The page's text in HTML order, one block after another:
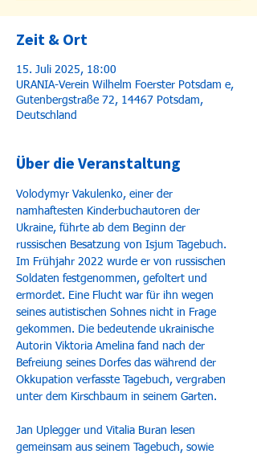
Zeit & Ort
15. Juli 2025, 18:00
URANIA-Verein Wilhelm Foerster Potsdam e,
Gutenbergstraße 72, 14467 Potsdam,
Deutschland
Über die Veranstaltung
Volodymyr Vakulenko, einer der
namhaftesten Kinderbuchautoren der
Ukraine, führte ab dem Beginn der
russischen Besatzung von Isjum Tagebuch.
Im Frühjahr 2022 wurde er von russischen
Soldaten festgenommen, gefoltert und
ermordet. Eine Flucht war für ihn wegen
seines autistischen Sohnes nicht in Frage
gekommen. Die bedeutende ukrainische
Autorin Viktoria Amelina fand nach der
Befreiung seines Dorfes das während der
Okkupation verfasste Tagebuch, vergraben
unter dem Kirschbaum in seinem Garten.
Jan Uplegger und Vitalia Buran lesen
gemeinsam aus seinem Tagebuch, sowie